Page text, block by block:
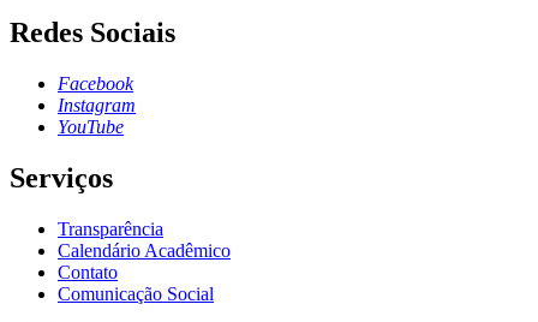
Redes Sociais
Facebook
Instagram
YouTube
Serviços
Transparência
Calendário Acadêmico
Contato
Comunicação Social